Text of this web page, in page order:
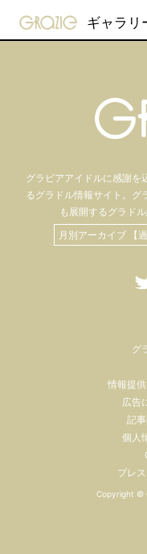
gravure-
ギャラリ
グラビアアイドルに感謝を
るグラドル情報サイト。 グ
も 展開するグラド
月別アーカイブ 【
グ
情報提
広告
記
個人
プレ
Copyright ©